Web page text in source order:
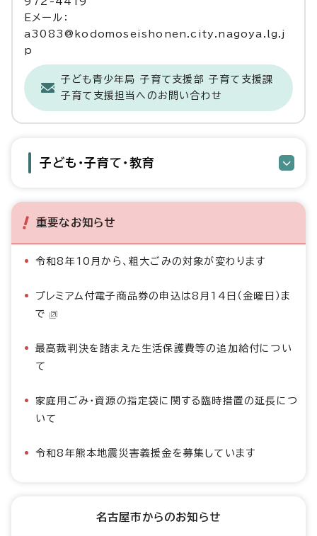
Eメール：
a3083@kodomoseishonen.city.nagoya.lg.j
p
子ども青少年局 子育て支援部 子育て支援課
子育て支援担当へのお問い合わせ
子ども・子育て・教育
重要なお知らせ
令和8年10月から、粗大ごみの対象が変わります
プレミアム付電子商品券の申込は8月14日（金曜日）ま
で
最高裁判決を踏まえた生活保護費等の追加給付につい
て
家庭用ごみ・資源の指定袋に関する臨時措置の延長につ
いて
令和8年熊本地震災害義援金を募集しています
名古屋市からのお知らせ